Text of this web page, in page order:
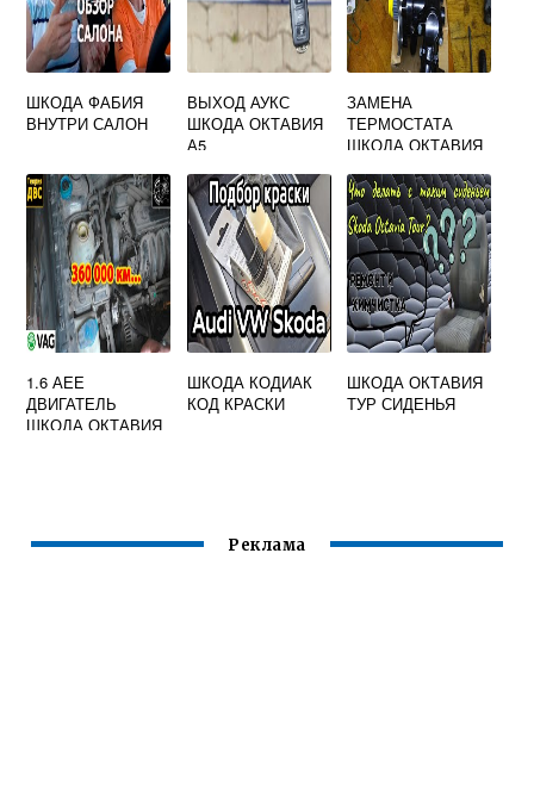
ШКОДА ФАБИЯ
ВНУТРИ САЛОН
ВЫХОД АУКС
ШКОДА ОКТАВИЯ
А5
ЗАМЕНА
ТЕРМОСТАТА
ШКОДА ОКТАВИЯ
1.6 АЕЕ
ДВИГАТЕЛЬ
ШКОДА ОКТАВИЯ
ШКОДА КОДИАК
КОД КРАСКИ
ШКОДА ОКТАВИЯ
ТУР СИДЕНЬЯ
Реклама